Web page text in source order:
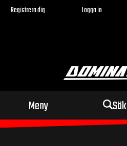
Registrera dig
Logga in
Meny Sök